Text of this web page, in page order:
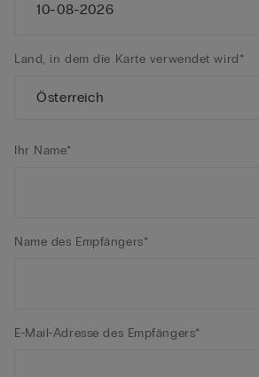
Land, in dem die Karte verwendet wird*
Ihr Name*
Name des Empfängers*
E-Mail-Adresse des Empfängers*